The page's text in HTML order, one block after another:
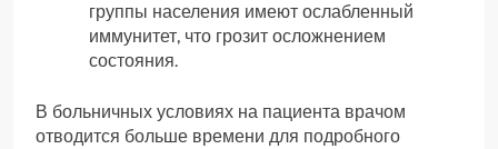
группы населения имеют ослабленный
иммунитет, что грозит осложнением
состояния.
В больничных условиях на пациента врачом
отводится больше времени для подробного